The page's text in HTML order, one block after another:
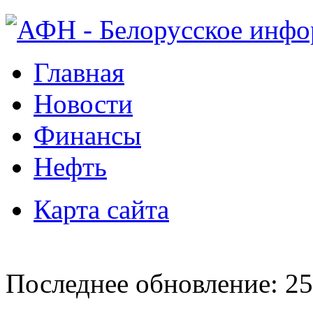
Главная
Новости
Финансы
Нефть
Карта сайта
Последнее обновление: